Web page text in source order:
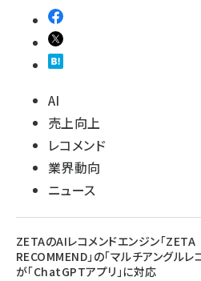
AI
売上向上
レコメンド
業界動向
ニュース
ZETAのAIレコメンドエンジン「ZETA
RECOMMEND」の「マルチアングルレ
が「ChatGPTアプリ」に対応